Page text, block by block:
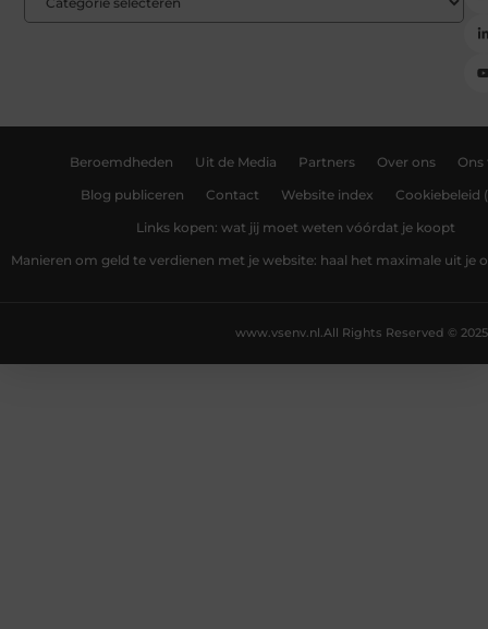
Beroemdheden Uit de Media Partners Over ons Ons
Blog publiceren Contact Website index Cookiebeleid
Links kopen: wat jij moet weten vóórdat je koopt
Manieren om geld te verdienen met je website: haal het maximale uit je
All Rights Reserved © 2025
www.vsenv.nl.